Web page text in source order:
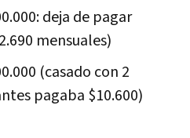
deja de pagar
mensuales)
(casado con 2
pagaba $10.600)